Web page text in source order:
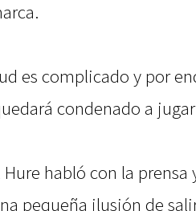
es complicado y por
condenado a
habló con la prensa
pequeña ilusión de